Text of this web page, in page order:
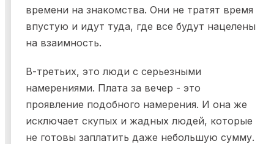
времени на знакомства. Они не тратят время
впустую и идут туда, где все будут нацелены
на взаимность.
В-третьих, это люди с серьезными
намерениями. Плата за вечер - это
проявление подобного намерения. И она же
исключает скупых и жадных людей, которые
не готовы заплатить даже небольшую сумму.